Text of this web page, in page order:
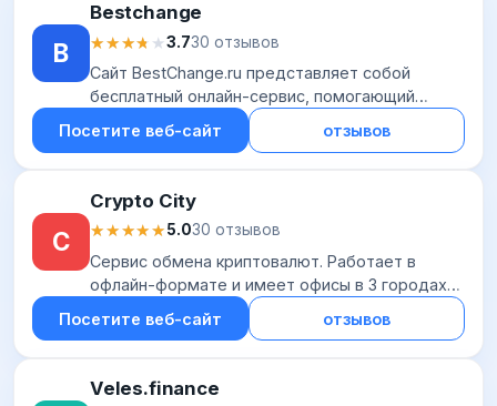
B
Bestchange
★★★★★
★★★★★3.730 отзывов
Сайт BestChange.ru представляет собой
бесплатный онлайн-сервис, помогающий
находить электронные обменники с наиболее
выгодными курсами обмена валют. Для того
Посетите веб-сайт отзывов
C
Crypto City
★★★★★
★★★★★5.030 отзывов
Сервис обмена криптовалют. Работает в
офлайн-формате и имеет офисы в 3 городах
России – Москве (Москва Сити, Башня
Империя), Тюмени (ул. Республики, 6) и Перми
Посетите веб-сайт отзывов
Veles.finance